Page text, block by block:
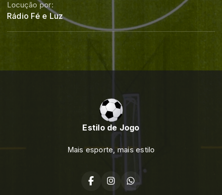
Locução por:
Rádio Fé e Luz
Estilo de Jogo
Mais esporte, mais estilo